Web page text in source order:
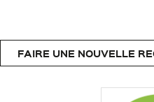
FAIRE UNE NOUVELLE